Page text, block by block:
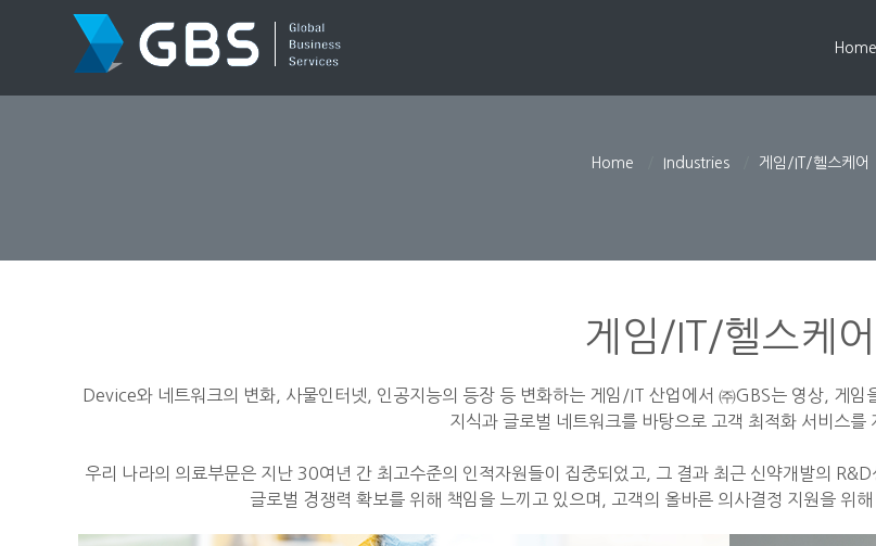
Home
Home Industries 게임/IT/헬스케어
게임/IT/헬스케어
Device와 네트워크의 변화, 사물인터넷, 인공지능의 등장 등 변화하는 게임/IT 산업에서 ㈜GBS는 영상, 게
지식과 글로벌 네트워크를 바탕으로 고객 최적화 서비스를
우리 나라의 의료부문은 지난 30여년 간 최고수준의 인적자원들이 집중되었고, 그 결과 최근 신약개발의
글로벌 경쟁력 확보를 위해 책임을 느끼고 있으며, 고객의 올바른 의사결정 지원을 위